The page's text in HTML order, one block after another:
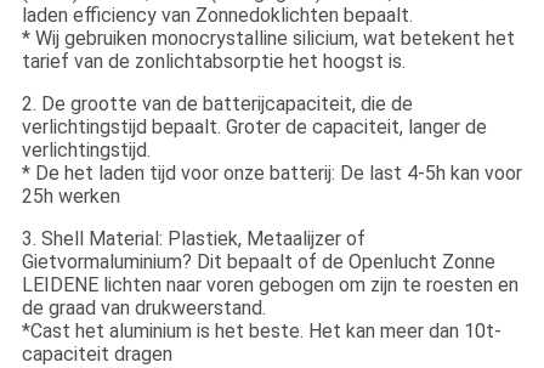
laden efficiency van Zonnedoklichten bepaalt.
* Wij gebruiken monocrystalline silicium, wat betekent het
tarief van de zonlichtabsorptie het hoogst is.
2. De grootte van de batterijcapaciteit, die de
verlichtingstijd bepaalt. Groter de capaciteit, langer de
verlichtingstijd.
* De het laden tijd voor onze batterij: De last 4-5h kan voor
25h werken
3. Shell Material: Plastiek, Metaalijzer of
Gietvormaluminium? Dit bepaalt of de Openlucht Zonne
LEIDENE lichten naar voren gebogen om zijn te roesten en
de graad van drukweerstand.
*Cast het aluminium is het beste. Het kan meer dan 10t-
capaciteit dragen